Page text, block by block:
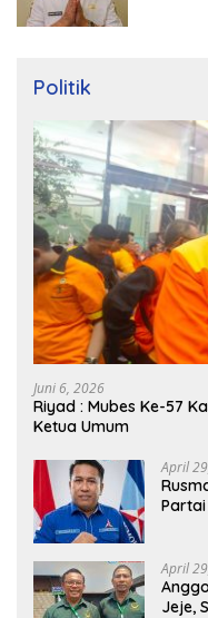
Politik
Juni 6, 2026
Riyad : Mubes Ke-57
Ketua Umum
April
April
Jeje,